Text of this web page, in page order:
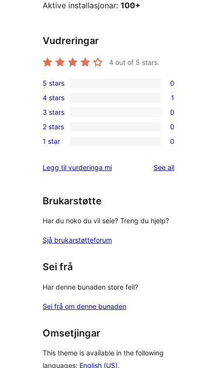
Aktive installasjonar: 100+
Vudreringar
4 out of 5 stars.
0
5-
star
reviews
5 stars 0
1
4-
star
review
4 stars 1
0
3-
star
3 stars 0
0
2-
reviews
2 stars 0
0
star
1 star 0
Legg til vurderinga mi See allreviews
Brukarstøtte
Har du noko du vil seie? Treng du hjelp?
Sjå brukarstøtteforum
Sei frå
Har denne bunaden store feil?
Sei frå om denne bunaden
Omsetjingar
This theme is available in the following
languages: English (US).